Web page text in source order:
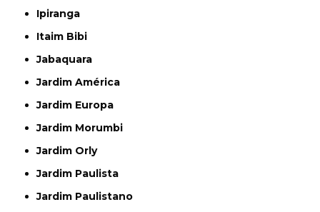
Ipiranga
Itaim Bibi
Jabaquara
Jardim América
Jardim Europa
Jardim Morumbi
Jardim Orly
Jardim Paulista
Jardim Paulistano